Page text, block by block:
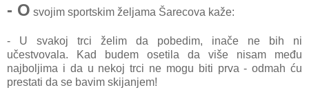
- O svojim sportskim željama Šarecova kaže:
- U svakoj trci želim da pobedim, inače ne bih ni
učestvovala. Kad budem osetila da više nisam među
najboljima i da u nekoj trci ne mogu biti prva - odmah ću
prestati da se bavim skijanjem!